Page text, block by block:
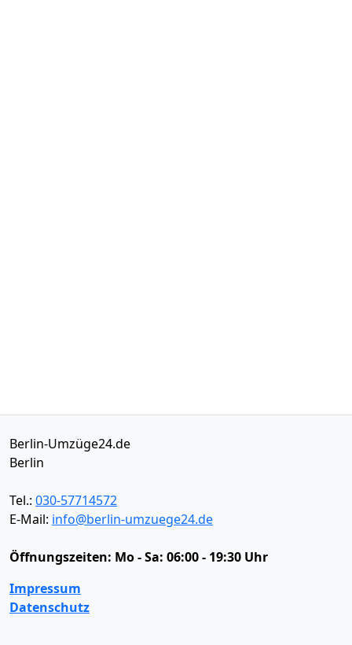
Berlin-Umzüge24.de
Berlin
Tel.: 030-57714572
E-Mail: info@berlin-umzuege24.de
Öffnungszeiten: Mo - Sa: 06:00 - 19:30 Uhr
Impressum
Datenschutz